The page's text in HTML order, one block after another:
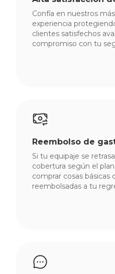
Colección
Confía en nuestros
experiencia
clientes satisfechos
compromiso con tu
Reembolso de
Si tu equipaje se
cobertura según el
comprar cosas básicas
reembolsadas a tu